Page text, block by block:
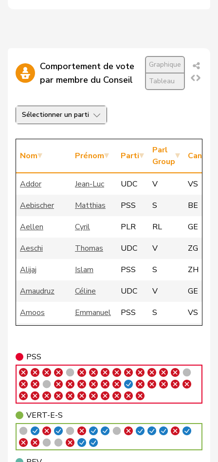
Comportement de vote
par membre du Conseil
Graphique
Tableau
Sélectionner un parti
Nom Prénom Parti
Parl
Group
Canton
Addor Jean-Luc UDC V
VS
Aebischer
Matthias PSS S
BE
Aellen
Cyril PLR RL
GE
Aeschi
Thomas UDC V
ZG
Alijaj
Islam PSS S
ZH
Amaudruz
Céline UDC V
GE
Amoos
Emmanuel PSS S VS
Badertscher Christine
VERT-
E-S
G BE
Badran Jacqueline PSS S
ZH
Bally
Maya Centre M-E
AG
Balmer
Bettina
PSS
VERT-E-S